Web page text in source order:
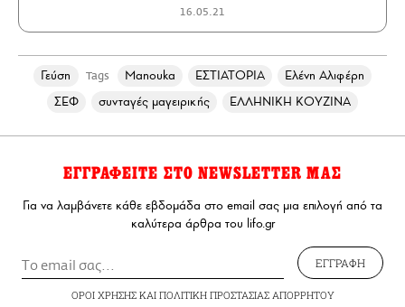
16.05.21
Γεύση Tags Manouka ΕΣΤΙΑΤΟΡΙΑ
Ελένη Αλιφέρη
ΣΕΦ
συνταγές μαγειρικής ΕΛΛΗΝΙΚΗ ΚΟΥΖΙΝΑ
ΕΓΓΡΑΦΕΙΤΕ ΣΤΟ NEWSLETTER ΜΑΣ
Για να λαμβάνετε κάθε εβδομάδα στο email σας μια επιλογή από τα
καλύτερα άρθρα του lifo.gr
ΕΓΓΡΑΦΗ
ΟΡΟΙ ΧΡΗΣΗΣΚΑΙ ΠΟΛΙΤΙΚΗ ΠΡΟΣΤΑΣΙΑΣ ΑΠΟΡΡΗΤΟΥ